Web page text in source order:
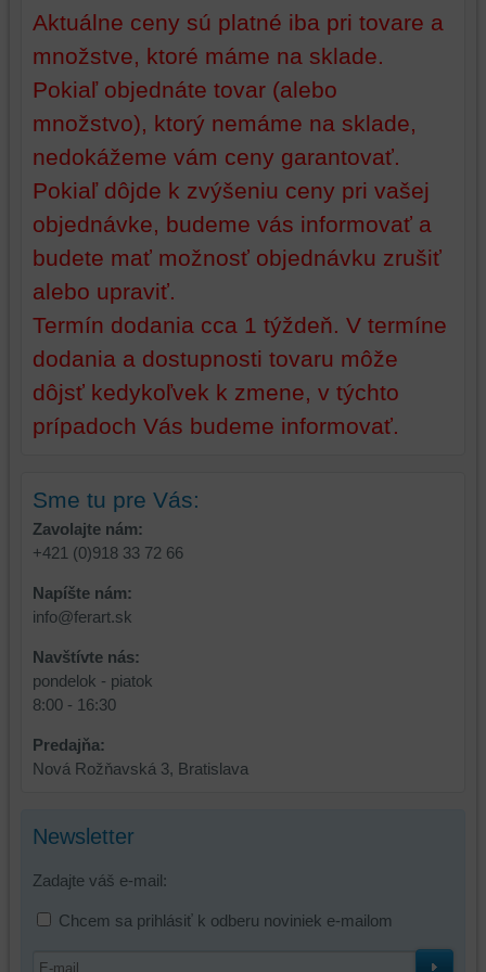
Aktuálne ceny sú platné iba pri tovare a
množstve, ktoré máme na sklade.
Pokiaľ objednáte tovar (alebo
množstvo), ktorý nemáme na sklade,
nedokážeme vám ceny garantovať.
Pokiaľ dôjde k zvýšeniu ceny pri vašej
objednávke, budeme vás informovať a
budete mať možnosť objednávku zrušiť
alebo upraviť.
Termín dodania cca 1 týždeň. V termíne
dodania a dostupnosti tovaru môže
dôjsť kedykoľvek k zmene, v týchto
prípadoch Vás budeme informovať.
Sme tu pre Vás:
Zavolajte nám:
+421 (0)918 33 72 66
Napíšte nám:
info@ferart.sk
Navštívte nás:
pondelok - piatok
8:00 - 16:30
Predajňa:
Nová Rožňavská 3, Bratislava
Newsletter
Zadajte váš e-mail:
Chcem sa prihlásiť k odberu noviniek e-mailom
relácie
a
základnej
funkčnosti
platformy,
zážitku
z
prehliadania
zabezpečenia.
doplnkové
funkcie,
zlepšujú
váš
zážitok
z
prehliadania,
ukladať
niektoré
z
vašich
bez
toho,
aby
ste
mali
alebo
bez
prihlásenia,
skripty
a/alebo
zdroje
atď.